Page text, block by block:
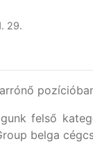
29.
felső
belga